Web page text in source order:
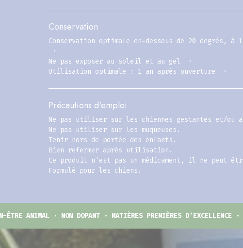
Conservation
Conservation optimale en-dessous de 20 degrés,
·
Ne pas exposer au soleil et au gel ·
Utilisation optimale : 1 an après ouverture ·
Précautions d'emploi
Ne pas utiliser sur les chiennes gestantes et/ou
Ne pas utiliser sur les muqueuses.
Tenir hors de portée des enfants.
Bien refermer après utilisation.
Ce produit n'est pas un médicament, il ne peut
Formulé pour les chiens.
ÊTRE ANIMAL · NON DOPANT · MATIÈRES PREMIÈRES D'EXCELLENCE ·